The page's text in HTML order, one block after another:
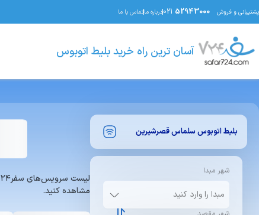
پشتیبانی و فروش 021 52943000 درباره ماتماس با ما
آسان ترین راه خرید بلیط اتوبوس
بلیط اتوبوس سلماسقصرشیرین
شهر مبدا
مشاهده کنید.